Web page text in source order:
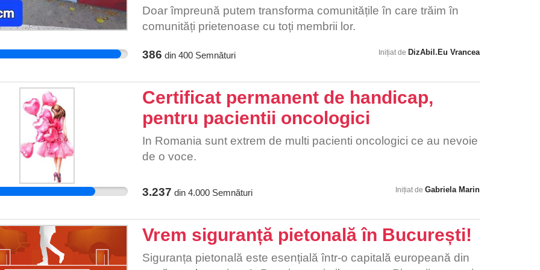
TVM cu fractură la nivel T12 și L1. Stenoză severă de canal
spinal și mielopatie”. Urmările sunt cunoscute și pronosticurile
nevoie de un asistent personal care să mă ajute la toate treburile
persoane care după ce au fost victimele unui accident acum sunt
victimele unui text de lege care le împiedică să fie încadrate ca
persoane cu dizabilități. Semnează și tu petiția pentru a ne ajuta
să convingem autoritățile să schimbe această lege.
Doar împreună putem transforma comunitățile în care trăim în
comunități prietenoase cu toți membrii lor.
386 din 400Semnături Inițiat de DizAbil.Eu Vrancea
Certificat permanent de handicap,
pentru pacientii oncologici
In Romania sunt extrem de multi pacienti oncologici ce au nevoie
de o voce.
3.237 din 4.000Semnături Inițiat de Gabriela Marin
Vrem siguranță pietonală în București!
Siguranța pietonală este esențială într-o capitală europeană din